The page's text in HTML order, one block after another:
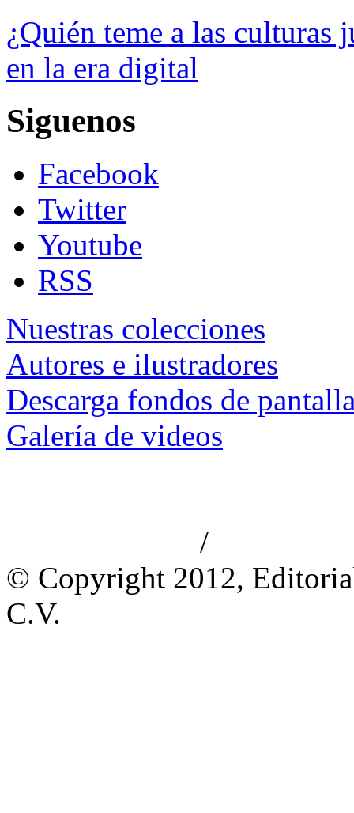
¿Quién teme a las culturas
en la era digital
Siguenos
Facebook
Twitter
Youtube
RSS
Nuestras colecciones
Autores e ilustradores
Descarga fondos de
Galería de videos
/
© Copyright 2012,
C.V.